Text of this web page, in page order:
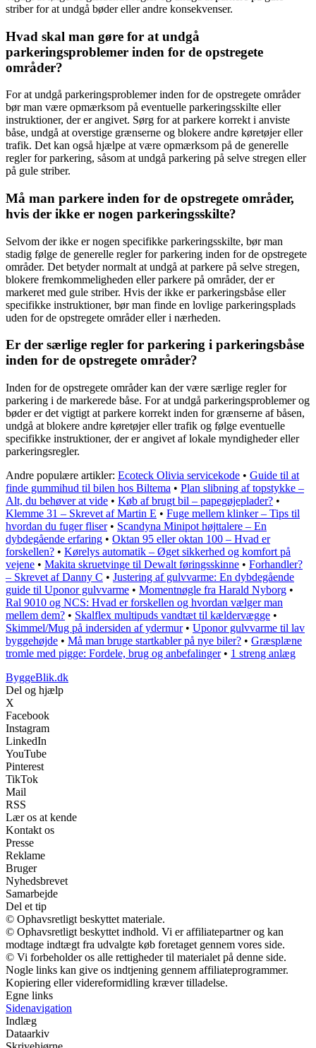
striber for at undgå bøder eller andre konsekvenser.
Hvad skal man gøre for at undgå
parkeringsproblemer inden for de opstregete
områder?
For at undgå parkeringsproblemer inden for de opstregete områder
bør man være opmærksom på eventuelle parkeringsskilte eller
instruktioner, der er angivet. Sørg for at parkere korrekt i anviste
båse, undgå at overstige grænserne og blokere andre køretøjer eller
trafik. Det kan også hjælpe at være opmærksom på de generelle
regler for parkering, såsom at undgå parkering på selve stregen eller
på gule striber.
Må man parkere inden for de opstregete områder,
hvis der ikke er nogen parkeringsskilte?
Selvom der ikke er nogen specifikke parkeringsskilte, bør man
stadig følge de generelle regler for parkering inden for de opstregete
områder. Det betyder normalt at undgå at parkere på selve stregen,
blokere fremkommeligheden eller parkere på områder, der er
markeret med gule striber. Hvis der ikke er parkeringsbåse eller
specifikke instruktioner, bør man finde en lovlige parkeringsplads
uden for de opstregete områder eller i nærheden.
Er der særlige regler for parkering i parkeringsbåse
inden for de opstregete områder?
Inden for de opstregete områder kan der være særlige regler for
parkering i de markerede båse. For at undgå parkeringsproblemer og
bøder er det vigtigt at parkere korrekt inden for grænserne af båsen,
undgå at blokere andre køretøjer eller trafik og følge eventuelle
specifikke instruktioner, der er angivet af lokale myndigheder eller
parkeringsregler.
Andre populære artikler: Ecoteck Olivia servicekode • Guide til at
finde gummihud til bilen hos Biltema • Plan slibning af topstykke –
Alt, du behøver at vide • Køb af brugt bil – papegøjeplader? •
Klemme 31 – Skrevet af Martin E • Fuge mellem klinker – Tips til
hvordan du fuger fliser• Scandyna Minipot højttalere – En
dybdegående erfaring • Oktan 95 eller oktan 100 – Hvad er
forskellen? • Kørelys automatik – Øget sikkerhed og komfort på
vejene • Makita skruetvinge til Dewalt føringsskinne • Forhandler?
– Skrevet af Danny C • Justering af gulvvarme: En dybdegående
guide til Uponor gulvvarme • Momentnøgle fra Harald Nyborg •
Ral 9010 og NCS: Hvad er forskellen og hvordan vælger man
mellem dem? • Skalflex multipuds vandtæt til kældervægge •
Skimmel/Mug på indersiden af ydermur• Uponor gulvvarme til lav
byggehøjde • Må man bruge startkabler på nye biler? • Græsplæne
tromle med pigge: Fordele, brug og anbefalinger• 1 streng anlæg
ByggeBlik.dk
Del og hjælp
X
Facebook
Instagram
LinkedIn
YouTube
Pinterest
TikTok
Mail
RSS
Lær os at kende
Kontakt os
Presse
Reklame
Bruger
Nyhedsbrevet
Samarbejde
Del et tip
© Ophavsretligt beskyttet materiale.
© Ophavsretligt beskyttet indhold. Vi er affiliatepartner og kan
modtage indtægt fra udvalgte køb foretaget gennem vores side.
© Vi forbeholder os alle rettigheder til materialet på denne side.
Nogle links kan give os indtjening gennem affiliateprogrammer.
Kopiering eller videreformidling kræver tilladelse.
Egne links
Sidenavigation
Indlæg
Dataarkiv